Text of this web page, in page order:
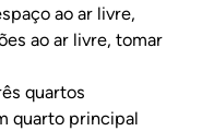
ao ar livre,
ao ar livre, tomar
quartos
quarto principal